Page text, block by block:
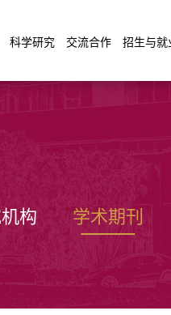
科学研究 交流合作 招生与就
构 学术期刊